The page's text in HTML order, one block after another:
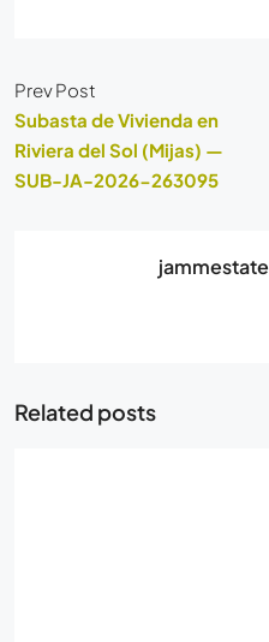
Prev Post
Subasta de Vivienda en
Riviera del Sol (Mijas) —
SUB-JA-2026-263095
jammestate
Related posts